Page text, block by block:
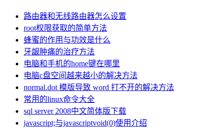
路由器和无线路由器怎么设置
root权限获取的简单方法
蜂蜜的作用与功效是什么
牙龈肿痛的治疗方法
电脑和手机的home键在哪里
电脑c盘空间越来越小的解决方法
normal.dot 模版导致 word 打不开的解决方法
常用的linux命令大全
sql server 2008中文简体版下载
javascript;与javascriptvoid(0)使用介绍